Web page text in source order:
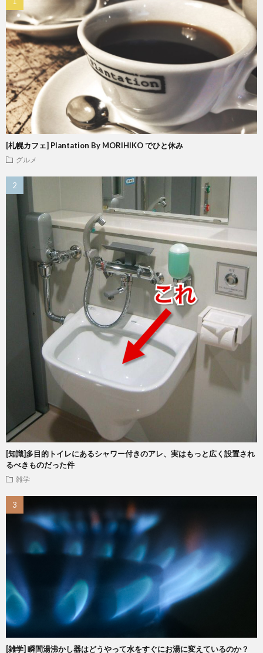
[札幌カフェ] Plantation By MORIHIKO でひと休み
グルメ
[知識]多目的トイレにあるシャワー付きのアレ、実はもっと広く設置され
るべきものだった件
雑学
[雑学] 瞬間湯沸かし器はどうやって水をすぐにお湯に変えているのか？